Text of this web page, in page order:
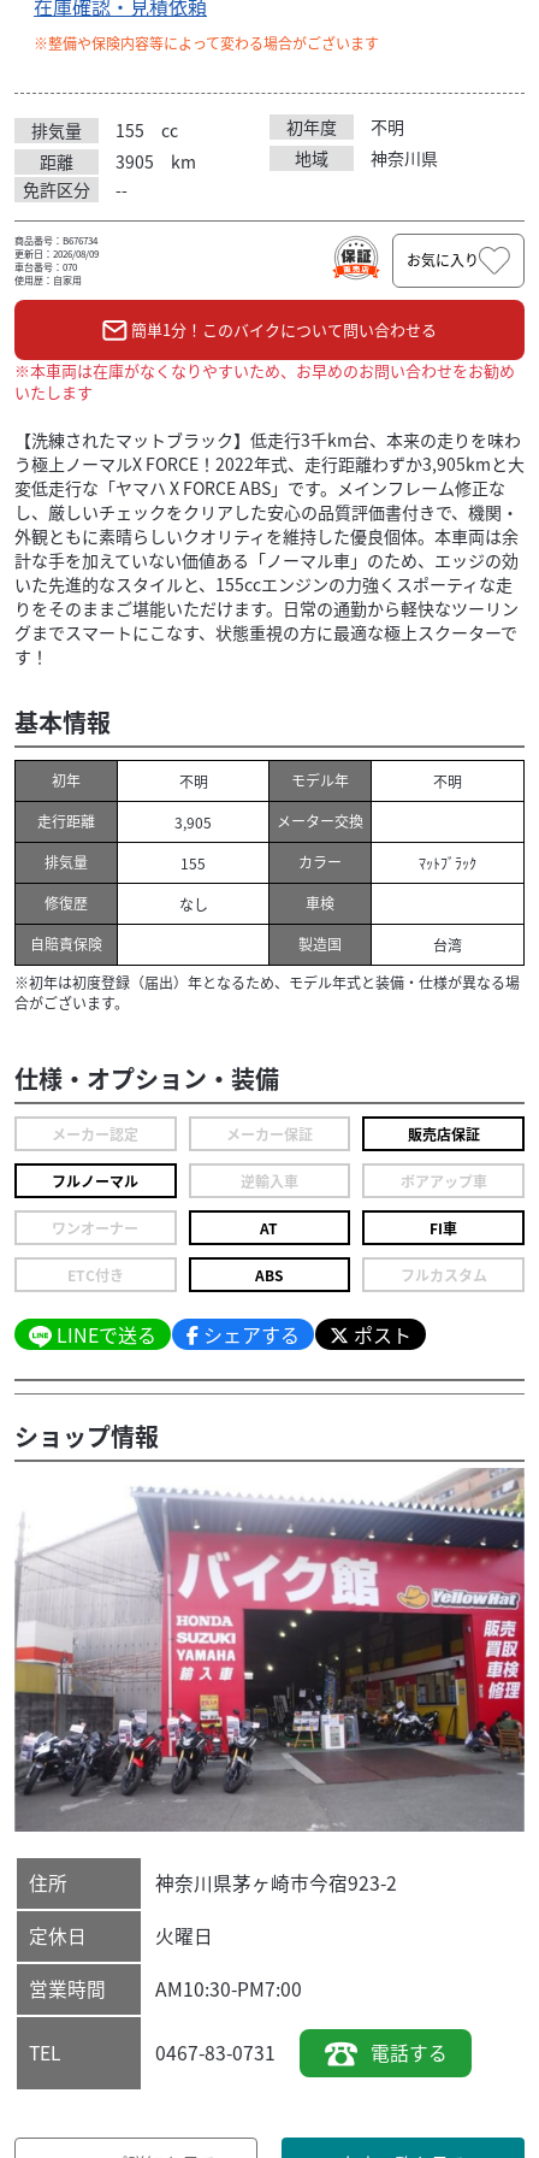
※整備や保険内容等によって変わる場合がございます
排気量 155 cc 初年度
不明
距離
3905 km 地域
神奈川県
免許区分
--
商品番号：B676734
更新日：2026/08/09
車台番号：070
使用歴：自家用
お気に入り
簡単1分！このバイクについて問い合わせる
※本車両は在庫がなくなりやすいため、お早めのお問い合わせをお勧め
いたします
【洗練されたマットブラック】低走行3千km台、本来の走りを味わ
う極上ノーマルX FORCE！2022年式、走行距離わずか3,905kmと大
変低走行な「ヤマハ X FORCE ABS」です。メインフレーム修正な
し、厳しいチェックをクリアした安心の品質評価書付きで、機関・
外観ともに素晴らしいクオリティを維持した優良個体。本車両は余
計な手を加えていない価値ある「ノーマル車」のため、エッジの効
いた先進的なスタイルと、155ccエンジンの力強くスポーティな走
りをそのままご堪能いただけます。日常の通勤から軽快なツーリン
グまでスマートにこなす、状態重視の方に最適な極上スクーターで
す！
基本情報
初年 不明 モデル年
不明
走行距離
3,905
メーター交換
排気量
155 カラー
ﾏｯﾄﾌﾞﾗｯｸ
修復歴
なし
車検
自賠責保険
製造国
台湾
※初年は初度登録（届出）年となるため、モデル年式と装備・仕様が異なる場
合がございます。
仕様・オプション・装備
メーカー認定 メーカー保証 販売店保証
フルノーマル 逆輸入車 ボアアップ車
ワンオーナー AT FI車
ETC付き ABS フルカスタム
LINEで送る シェアする ポスト
ショップ情報
住所 神奈川県茅ヶ崎市今宿923-2
定休日
火曜日
営業時間
AM10:30-PM7:00
TEL 0467-83-0731 電話する